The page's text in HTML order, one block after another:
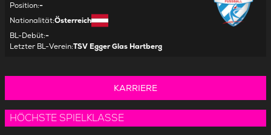
Position:-
Nationalität:Österreich
BL-Debüt:-
Letzter BL-Verein:TSV Egger Glas Hartberg
KARRIERE
HÖCHSTE SPIELKLASSE